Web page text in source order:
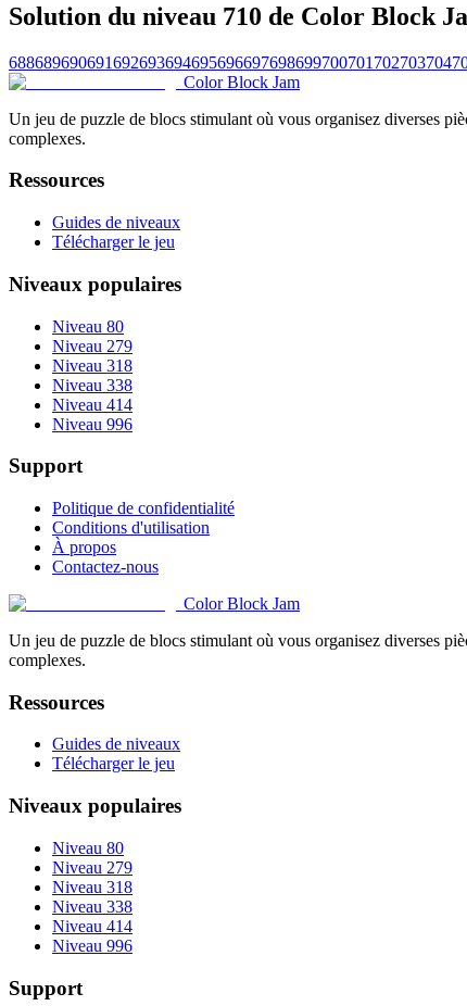
Solution du niveau 710 de Color Block
688689690691692693694695696697698699700701 702703704
Color Block Jam
Un jeu de puzzle de blocs stimulant où vous organisez diverses
complexes.
Ressources
Guides de niveaux
Télécharger le jeu
Niveaux populaires
Niveau 80
Niveau 279
Niveau 318
Niveau 338
Niveau 414
Niveau 996
Support
Politique de confidentialité
Conditions d'utilisation
À propos
Contactez-nous
Color Block Jam
Un jeu de puzzle de blocs stimulant où vous organisez diverses
complexes.
Ressources
Guides de niveaux
Télécharger le jeu
Niveaux populaires
Niveau 80
Niveau 279
Niveau 318
Niveau 338
Niveau 414
Niveau 996
Support